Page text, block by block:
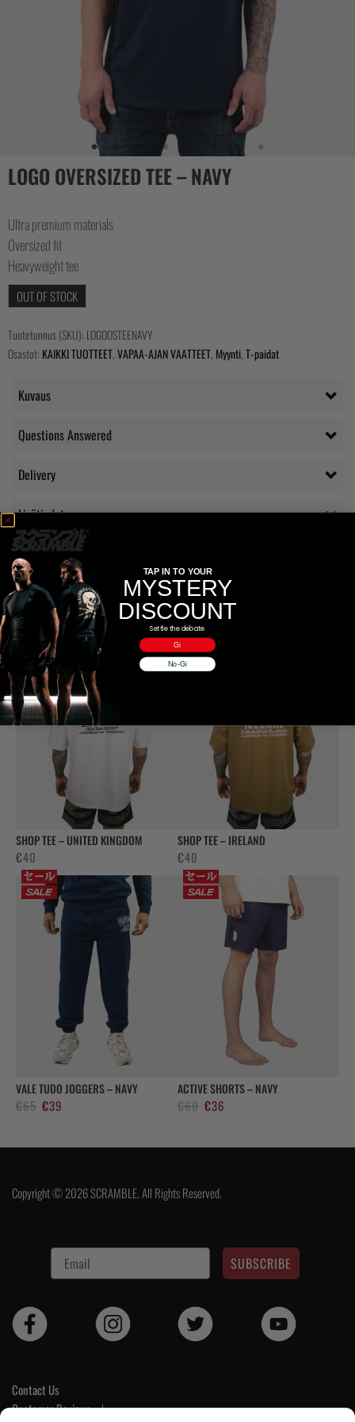
LOGO OVERSIZED TEE – NAVY
Ultra premium materials
Oversized fit
Heavyweight tee
OUT OF STOCK
Tuotetunnus (SKU): LOGOOSTEENAVY
Osastot: KAIKKI TUOTTEET,VAPAA-AJAN VAATTEET, Myynti,T-paidat
Kuvaus
Questions Answered
Delivery
Lisätiedot
Arviot (0)
TUTUSTU MYÖS
SHOP TEE – UNITED KINGDOM
€40
SHOP TEE – IRELAND
€40
VALE TUDO JOGGERS – NAVY
€65 Alkuperäinen
€39
ACTIVE SHORTS – NAVY
€60 Alkuperäinen
€36
Copyright © 2026 SCRAMBLE. All Rights Reserved.
SUBSCRIBE
Contact Us
Customer Reviews |
TAP IN TO YOUR
MYSTERY
DISCOUNT
Settle the debate.
Gi
No-Gi